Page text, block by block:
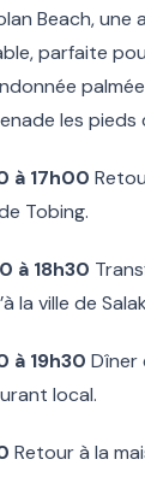
Beach, une
parfaite
les pieds
à 17h00
Tobing.
à 18h30
la ville de
à 19h30 Dîner
local.
Retour à la